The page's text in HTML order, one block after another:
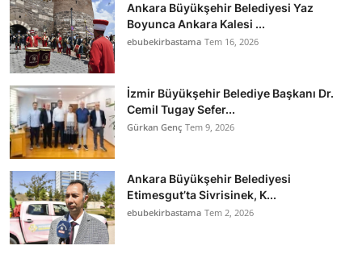
Ankara Büyükşehir Belediyesi Yaz
Boyunca Ankara Kalesi ...
ebubekirbastama Tem 16, 2026
İzmir Büyükşehir Belediye Başkanı Dr.
Cemil Tugay Sefer...
Gürkan Genç Tem 9, 2026
Ankara Büyükşehir Belediyesi
Etimesgut’ta Sivrisinek, K...
ebubekirbastama Tem 2, 2026